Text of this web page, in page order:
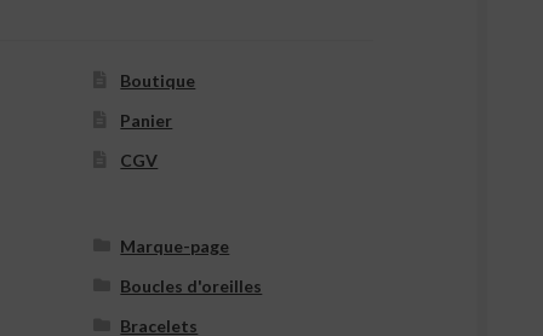
Boutique
Panier
CGV
Marque-page
Boucles d'oreilles
Bracelets